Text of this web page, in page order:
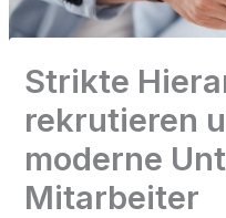
Strikte
rekrutieren
moderne
Mitarbeiter